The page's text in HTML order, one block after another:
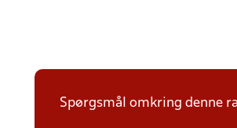
Spørgsmål omkring denne